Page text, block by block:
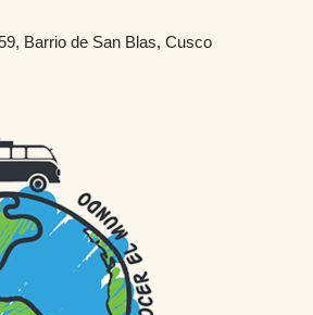
Barrio de San Blas, Cusco